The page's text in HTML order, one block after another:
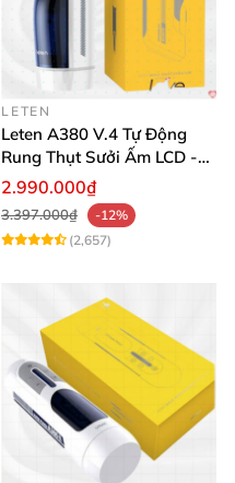
LETEN
Leten A380 V.4 Tự Động
Rung Thụt Sưởi Ấm LCD -
Mua Ngay
2.990.000₫
3.397.000₫
-12%
(2,657)